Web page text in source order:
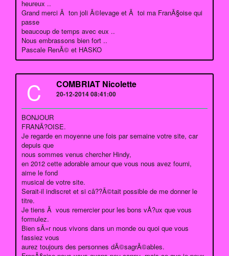
heureux ..
Grand merci Ã ton joli Ã©levage et Ã toi ma FranÃ§oise qui
passe
beaucoup de temps avec eux ..
Nous embrassons bien fort ..
Pascale RenÃ© et HASKO
C COMBRIAT Nicolette
20-12-2014 08:41:00
BONJOUR
FRANÃ?OISE.
Je regarde en moyenne une fois par semaine votre site, car
depuis que
nous sommes venus chercher Hindy,
en 2012 cette adorable amour que vous nous avez fourni,
aime le fond
musical de votre site.
Serait-il indiscret et si câ??Ã©tait possible de me donner le
titre.
Je tiens Ã vous remercier pour les bons vÅ?ux que vous
formulez.
Bien sÃ»r nous vivons dans un monde ou quoi que vous
fassiez vous
aurez toujours des personnes dÃ©sagrÃ©ables.